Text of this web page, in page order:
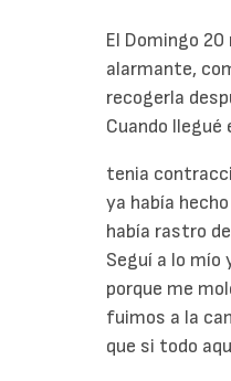
El Domingo
alarmante,
recogerla
Cuando
tenia
ya había
había rastro
Seguí a lo mío
porque me
fuimos a la
que si todo